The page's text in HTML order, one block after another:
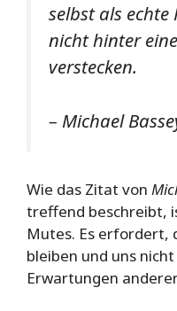
selbst als echte
nicht hinter
verstecken.
– Michael
Wie das Zitat von
treffend beschreibt,
Mutes. Es erfordert,
bleiben und uns
Erwartungen